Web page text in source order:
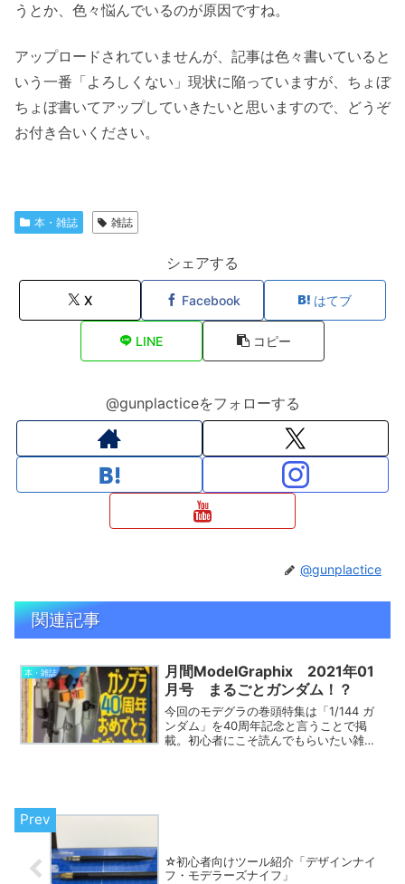
うとか、色々悩んでいるのが原因ですね。
アップロードされていませんが、記事は色々書いていると
いう一番「よろしくない」現状に陥っていますが、ちょぼ
ちょぼ書いてアップしていきたいと思いますので、どうぞ
お付き合いください。
本・雑誌 雑誌
シェアする
X Facebook はてブ
LINE コピー
@gunplacticeをフォローする
@gunplactice
関連記事
本・雑誌
月間ModelGraphix 2021年01
月号 まるごとガンダム！？
今回のモデグラの巻頭特集は「1/144 ガ
ンダム」を40周年記念と言うことで掲
載。初心者にこそ読んでもらいたい雑誌
☆初心者向けツール紹介「デザインナイ
フ・モデラーズナイフ」